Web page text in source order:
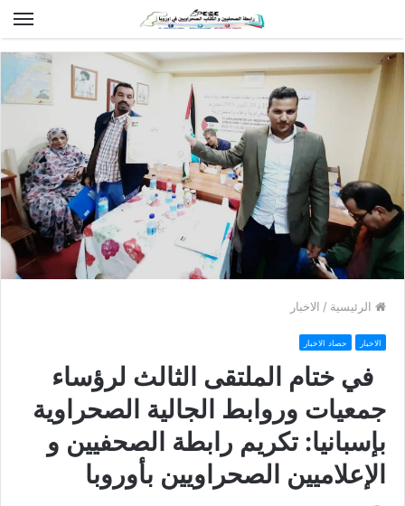
الرئيسية / الاخبار
الاخبار حصاد الاخبار
في ختام الملتقى الثالث لرؤساء
جمعيات وروابط الجالية الصحراوية
بإسبانيا: تكريم رابطة الصحفيين و
الإعلاميين الصحراويين بأوروبا